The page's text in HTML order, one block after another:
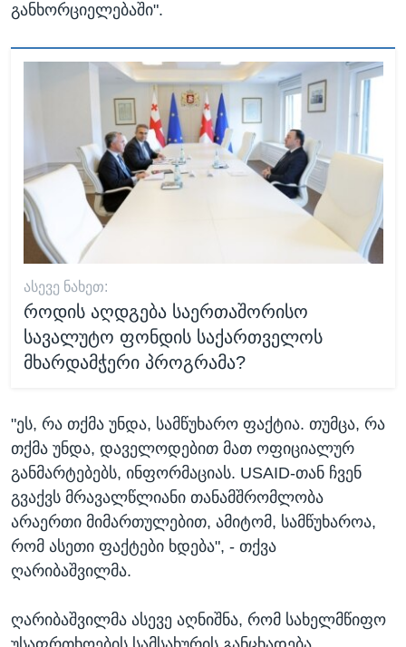
განხორციელებაში".
ᲐᲡᲔᲕᲔ ᲜᲐᲮᲔᲗ:
როდის აღდგება საერთაშორისო
სავალუტო ფონდის საქართველოს
მხარდამჭერი პროგრამა?
"ეს, რა თქმა უნდა, სამწუხარო ფაქტია. თუმცა, რა
თქმა უნდა, დაველოდებით მათ ოფიციალურ
განმარტებებს, ინფორმაციას. USAID-თან ჩვენ
გვაქვს მრავალწლიანი თანამშრომლობა
არაერთი მიმართულებით, ამიტომ, სამწუხაროა,
რომ ასეთი ფაქტები ხდება", - თქვა
ღარიბაშვილმა.
ღარიბაშვილმა ასევე აღნიშნა, რომ სახელმწიფო